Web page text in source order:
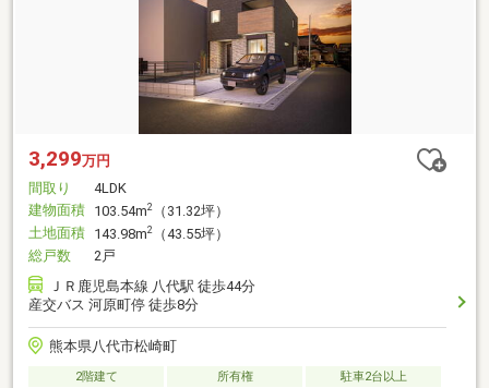
3,299万円
間取り
4LDK
建物面積 103.54m2
（31.32坪）
土地面積 143.98m2
（43.55坪）
総戸数
2戸
ＪＲ鹿児島本線 八代駅 徒歩44分
産交バス 河原町停 徒歩8分
熊本県八代市松崎町
2階建て 所有権
駐車2台以上